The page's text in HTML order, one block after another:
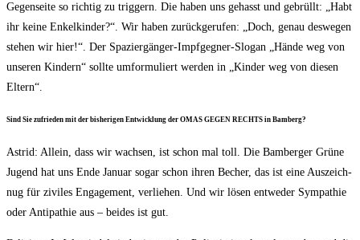
Gegen­sei­te so rich­tig zu trig­gern. Die haben uns gehasst und gebrüllt: „Habt
ihr kei­ne Enkel­kin­der?“. Wir haben zurück­ge­ru­fen: „Doch, genau des­we­gen
ste­hen wir hier!“. Der Spa­zier­gän­ger-Impf­geg­ner-Slo­gan „Hän­de weg von
unse­ren Kin­dern“ soll­te umfor­mu­liert wer­den in „Kin­der weg von die­sen
Eltern“.
Sind Sie zufrie­den mit der bis­he­ri­gen Ent­wick­lung der OMAS GEGEN RECHTS in Bamberg?
Astrid: Allein, dass wir wach­sen, ist schon mal toll. Die Bam­ber­ger Grü­ne
Jugend hat uns Ende Janu­ar sogar schon ihren Becher, das ist eine Aus­zeich­
nug für zivi­les Enga­ge­ment, ver­lie­hen. Und wir lösen ent­we­der Sym­pa­thie
oder Anti­pa­thie aus – bei­des ist gut.